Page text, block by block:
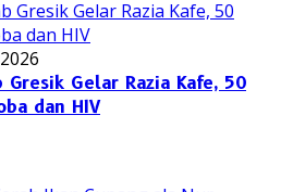
Gresik Gelar Razia Kafe, 50
dan HIV